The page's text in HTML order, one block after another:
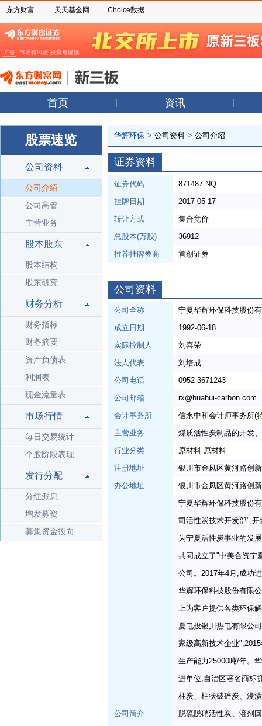
东方财富 天天基金网 Choice数据
首页 资讯
股票速览
公司资料
公司介绍
公司高管
主营业务
股本股东
股本结构
股东研究
财务分析
财务指标
财务摘要
资产负债表
利润表
现金流量表
市场行情
每日交易统计
个股阶段表现
发行分配
分红派息
增发募资
募集资金投向
华辉环保 > 公司资料 > 公司介绍
证券资料
证券代码
871487.NQ
挂牌日期
2017-05-17
转让方式
集合竞价
总股本(万股)
36912
推荐挂牌券商
首创证券
公司资料
公司全称
宁夏华辉环保科技股份
成立日期
1992-06-18
实际控制人
刘喜荣
法人代表
刘培成
公司电话
0952-3671243
公司邮箱
rx@huahui-carbon.com
会计事务所
信永中和会计师事务所(
主营业务
煤质活性炭制品的开发
行业分类
原材料-原材料
注册地址
银川市金凤区黄河路创
办公地址
银川市金凤区黄河路创
公司简介
宁夏华辉环保科技股份
司活性炭技术开发部",
为宁夏活性炭事业的发
共同成立了"中美合资宁
公司。2017年4月,成功
华辉环保科技股份有限
上为客户提供各类环保
夏电投银川热电有限公
家级高新技术企业
生产能力25000吨/年。
进单位,自治区著名商标
柱炭、柱状破碎炭、浸
脱硫脱硝活性炭、溶剂